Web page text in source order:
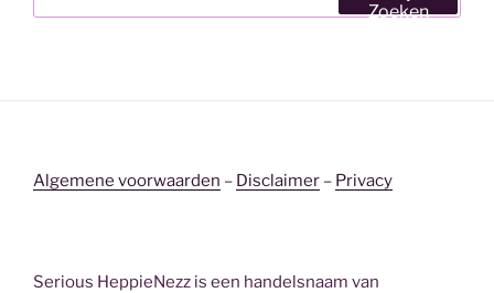
naar:
Zoeken
Algemene voorwaarden – Disclaimer – Privacy
Serious HeppieNezz is een handelsnaam van